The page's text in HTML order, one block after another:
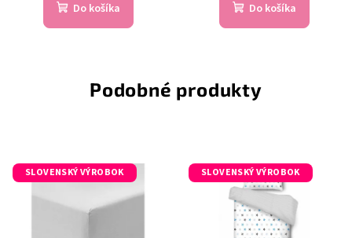
Do košíka Do košíka
Podobné produkty
SLOVENSKÝ VÝROBOK SLOVENSKÝ VÝROBOK